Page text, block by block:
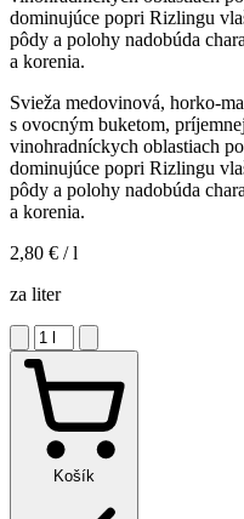
dominujúce popri Rizlingu
pôdy a polohy nadobúda
a korenia.
Svieža medovinová, horko-
s ovocným buketom,
vinohradníckych oblastiach
dominujúce popri Rizlingu
pôdy a polohy nadobúda
a korenia.
2,80 € / l
za liter
Košík